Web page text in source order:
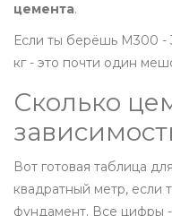
цемента.
Если ты берёшь М300 -
кг - это почти один
Сколько
Вот готовая таблица
квадратный метр, если
фундамент. Все цифры